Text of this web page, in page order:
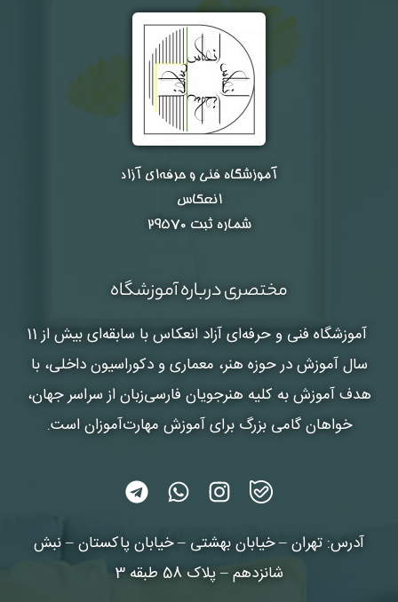
آموزشگاه فنی و حرفه‌ای آزاد
انعکاس
شماره ثبت ۲۹۵۷۰
مختصری درباره آموزشگاه
آموزشگاه فنی و حرفه‌ای آزاد انعکاس
با سابقه‌ای بیش از 11
سال آموزش در حوزه هنر، معماری و دکوراسیون داخلی، با
هدف آموزش به کلیه هنرجویان فارسی‌زبان از سراسر جهان،
خواهان گامی بزرگ برای آموزش مهارت‌آموزان است.
آدرس: تهران – خیابان بهشتی – خیابان پاکستان – نبش
شانزدهم – پلاک 58 طبقه 3